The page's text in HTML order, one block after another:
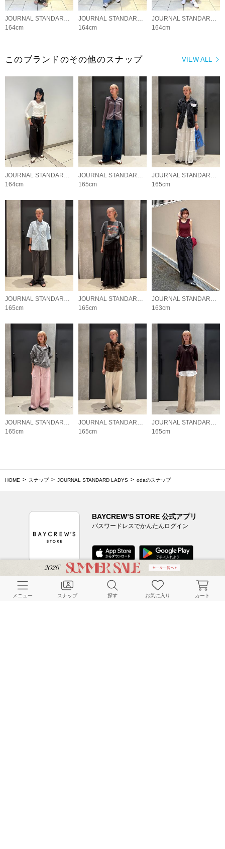
164cm
164cm
164cm
VIEW ALL
このブランドのその他のスナップ
JOURNAL STANDARD LADYS
164cm
JOURNAL STANDARD LADYS
165cm
JOURNAL STANDARD LADYS
165cm
JOURNAL STANDARD LADYS
165cm
JOURNAL STANDARD LADYS
165cm
JOURNAL STANDARD LADYS
163cm
JOURNAL STANDARD LADYS
165cm
JOURNAL STANDARD LADYS
165cm
JOURNAL STANDARD LADYS
165cm
HOME スナップ JOURNAL STANDARD LADYS odaのスナップ
BAYCREW’S STORE 公式アプリ
パスワードレスでかんたんログイン
CUSTOMER SERVICE
メニュー スナップ 探す お気に入り カート